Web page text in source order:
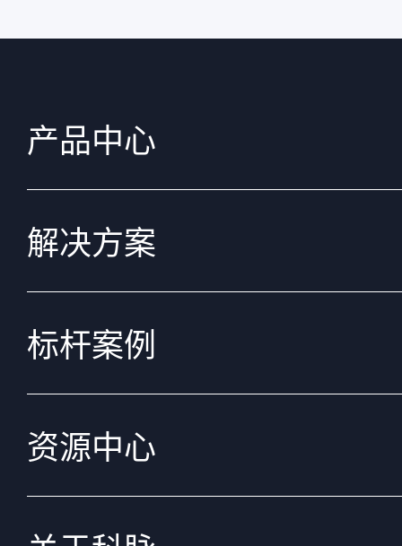
产品中心
解决方案
标杆案例
资源中心